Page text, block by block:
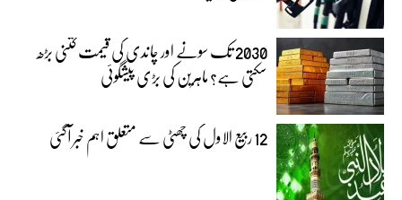
2030 تک سونے اور چاندی کی قیمت کتنی بڑھ
سکتی ہے؟ ماہرین کی بڑی پیشگوئی
12 ربیع الاول کی چھٹی سے متعلق اہم خبر آگئی